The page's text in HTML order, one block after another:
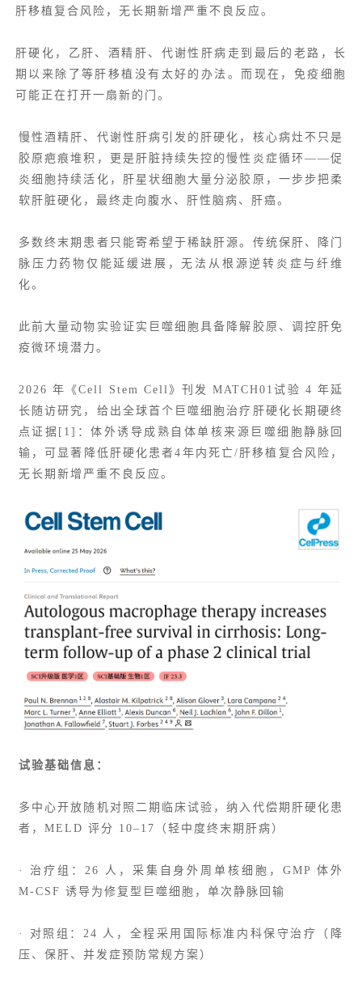
肝移植复合风险，无长期新增严重不良反应。
肝硬化，乙肝、酒精肝、 代谢性肝病 走到最后的老路，长
期以来除了等肝移植没有太好的办法。而现在，免疫细胞
可能正在打开一扇新的门。
慢性酒精肝、代谢性肝病引发的肝硬化，核心病灶不只是
胶原疤痕堆积，更是肝脏持续失控的慢性炎症循环——促
炎细胞持续活化，肝星状细胞大量分泌胶原，一步步把柔
软肝脏硬化，最终走向腹水、 肝性脑病 、肝癌。
多数终末期患者只能寄希望于稀缺肝源。传统保肝、降门
脉压力药物仅能延缓进展，无法从根源逆转炎症与纤维
化。
此前大量动物实验证实巨噬细胞具备降解胶原、调控肝免
疫微环境潜力。
2026 年《Cell Stem Cell》刊发 MATCH01试验 4 年延
长随访研究，给出全球首个巨噬细胞治疗肝硬化长期硬终
点证据[1]：体外诱导成熟自体单核来源巨噬细胞静脉回
输，可显著降低肝硬化患者4年内死亡/肝移植复合风险，
无长期新增严重不良反应。
试验基础信息：
多中心开放随机对照二期临床试验，纳入代偿期肝硬化患
者， MELD 评分 10–17（轻中度终末期肝病）
· 治疗组：26 人，采集自身外周单核细胞，GMP 体外
M-CSF 诱导为修复型巨噬细胞，单次静脉回输
· 对照组：24 人，全程采用国际标准内科保守治疗（降
压、保肝、并发症预防常规方案）